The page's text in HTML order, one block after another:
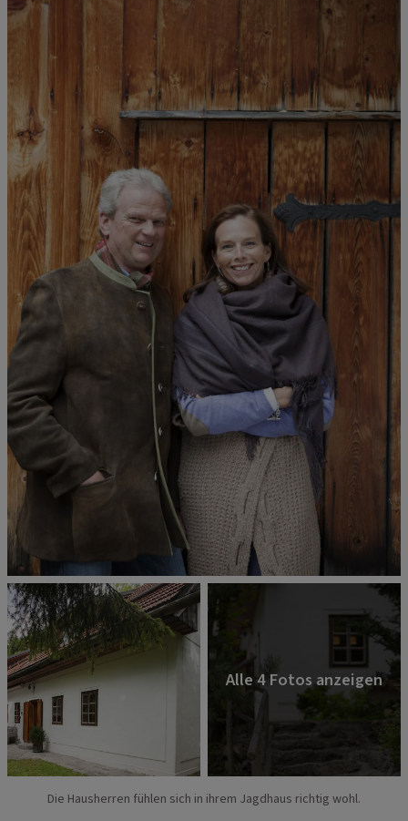
Die Hausherren fühlen sich in ihrem Jagdhaus richtig wohl.